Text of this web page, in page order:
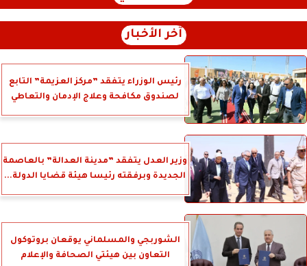
آخر الأخبار
رئيس الوزراء يتفقد ”مركز العزيمة” التابع
لصندوق مكافحة وعلاج الإدمان والتعاطي
وزير العدل يتفقد ”مدينة العدالة” بالعاصمة
الجديدة وبرفقته رئيسا هيئة قضايا الدولة...
الشوربجي والمسلماني يوقعان بروتوكول
التعاون بين هيئتي الصحافة والإعلام